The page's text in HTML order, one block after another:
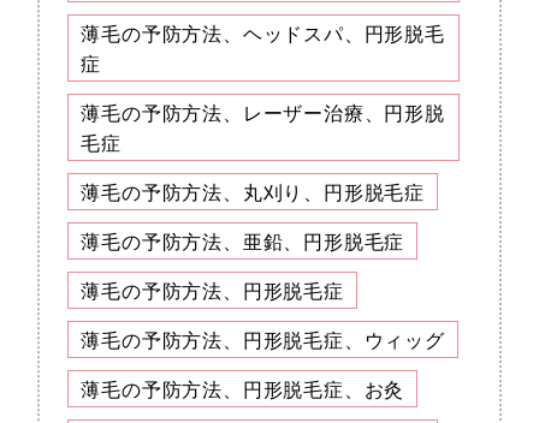
薄毛の予防方法、ヘッドスパ、円形脱毛
症
薄毛の予防方法、レーザー治療、円形脱
毛症
薄毛の予防方法、丸刈り、円形脱毛症
薄毛の予防方法、亜鉛、円形脱毛症
薄毛の予防方法、円形脱毛症
薄毛の予防方法、円形脱毛症、ウィッグ
薄毛の予防方法、円形脱毛症、お灸